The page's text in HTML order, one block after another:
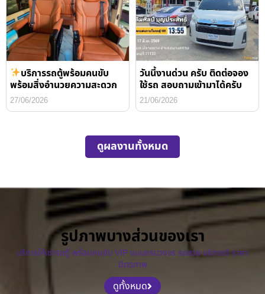
บริการรถตู้พร้อมคนขับ
พร้อมสิ่งอำนวยความสะดวก
27/06/2026
วันนี้งานด่วน ครับ ติดต่อจอง
ใช้รถ สอบถามเข้ามาได้ครับ
21/06/2026
ดูผลงานทั้งหมด
รูปภาพบางส่วนของเรา
บริการให้เช่ารถตู้ พร้อมคนขับ VIP แบบครบวงจร รถสวย บริการดี ราคา
มิตรภาพ
ดูทั้งหมด